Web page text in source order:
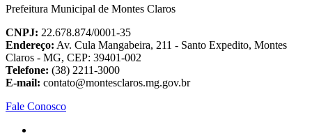
Prefeitura Municipal de Montes Claros
CNPJ: 22.678.874/0001-35
Endereço: Av. Cula Mangabeira, 211 - Santo Expedito, Montes
Claros - MG, CEP: 39401-002
Telefone: (38) 2211-3000
E-mail: contato@montesclaros.mg.gov.br
Fale Conosco